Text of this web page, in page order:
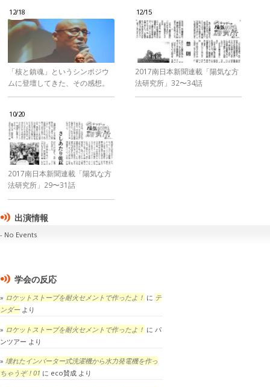
12/18
「核と鎮魂」というシンポジウ
ムに登壇してきた、その感想。
12/15
2017南日本新聞連載「陽気な方
法研究所」32〜34話
10/20
2017南日本新聞連載「陽気な方
法研究所」29〜31話
出演情報
No Events
学会の反応
ロケットストーブを耐火セメントで作ったよ！ に テ
ンダーより
ロケットストーブを耐火セメントで作ったよ！ に パ
ンツアー より
壊れたインバーター式洗濯機から水力発電機を作っ
ちゃうぞ！01 に eco賛成 より